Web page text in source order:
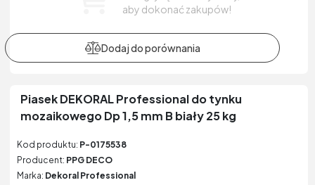
aby dokonać zakupów!
Piasek DEKORAL Professional do tynku
mozaikowego Dp 1,5 mm B biały 25 kg
Kod produktu: P-0175538
Producent: PPG DECO
Marka: Dekoral Professional